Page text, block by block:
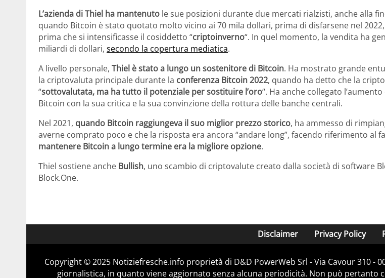
L’azienda di Thiel ha mantenuto le sue posizioni durante due mercati rialzisti, anche alla
quando Bitcoin è stato quotato molto vicino ai 70 mila dollari, prima di disfarsene nel
prima che si intensificasse il cosiddetto “criptoinverno“. In quel momento, la vendita ha
miliardi di dollari, secondo la copertura mediatica.
A livello personale, Thiel è stato a lungo un sostenitore di Bitcoin. Ha mostrato grande
la criptovaluta principale durante la conferenza Bitcoin 2022, quando ha detto che la
“sottovalutata, ma ha tutto il potenziale per sostituire l’oro“. Ha anche collegato
Bitcoin con la sua critica e la sua convinzione della rottura delle banche centrali.
Nel 2021, quando Bitcoin raggiungeva il suo miglior prezzo storico, ha ammesso di
averne comprato poco e che la risposta era ancora “andare long”, facendo riferimento al
mantenere Bitcoin a lungo termine era la migliore opzione.
Thiel sostiene anche Bullish, uno scambio di criptovalute creato dalla società di software
Block.One.
Disclaimer Privacy Policy
Copyright © 2025 Notiziefresche.info proprietà di D&D PowerWeb Srl - Via Cavour 310 -
giornalistica, in quanto viene aggiornato senza alcuna periodicità. Non può pertanto